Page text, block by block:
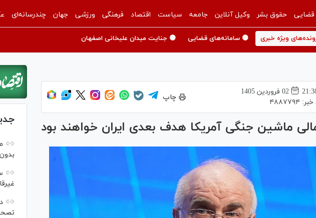
قضایی حقوق بشر وکیل آنلاین جامعه سیاست اقتصاد فرهنگی ورزشی جهان چندرسانه‌ای
ویژه خبری 🟡 سامانه‌های قضایی 🟡 جنایت میدان علیخانی اصفهان
02 فروردين 1405
۴۸۸۷۷۹۴
چاپ
ماشین جنگی آمریکا هدف بعدی ایران خواهند بود